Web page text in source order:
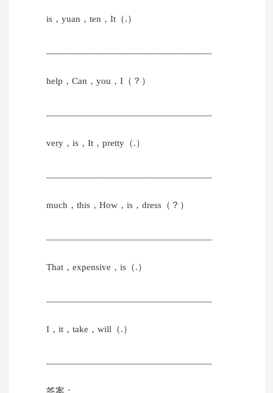
is，yuan，ten，It（.）
help，Can，you，I（？）
very，is，It，pretty（.）
much，this，How，is，dress（？）
That，expensive，is（.）
I，it，take，will（.）